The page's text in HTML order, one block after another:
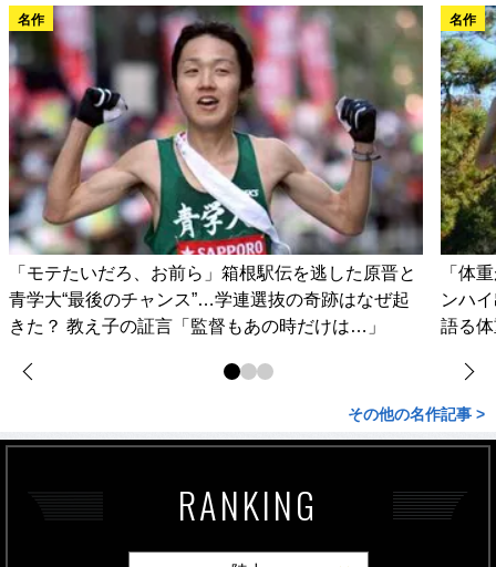
名作
「モテたいだろ、お前ら」箱根駅伝を逃した原晋と
青学大“最後のチャンス”…学連選抜の奇跡はなぜ起
きた？ 教え子の証言「監督もあの時だけは…」
名作
「体
ンハ
語る
その他の名作記事 >
RANKING